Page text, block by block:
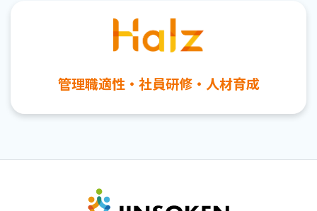
管理職適性・社員研修・人材育成